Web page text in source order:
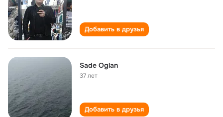
Добавить в друзья
Sade Oglan
37 лет
Добавить в друзья